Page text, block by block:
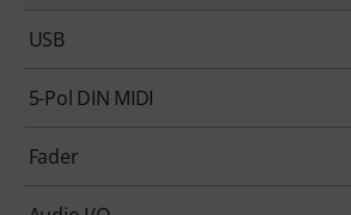
USB
5-Pol DIN MIDI
Fader